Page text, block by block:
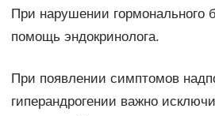
При нарушении гормонального
помощь эндокринолога.
При появлении симптомов
гиперандрогении важно